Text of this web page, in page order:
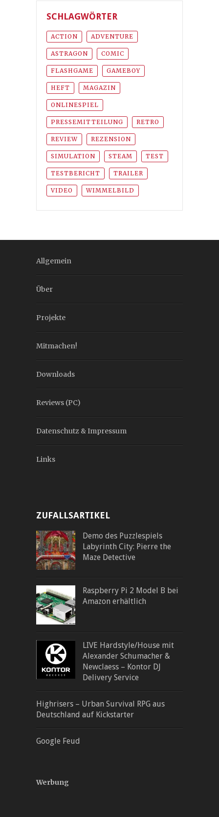
SCHLAGWÖRTER
ACTION ADVENTURE
ASTRAGON COMIC
FLASHGAME GAMEBOY
HEFT MAGAZIN
ONLINESPIEL
PRESSEMITTEILUNG RETRO
REVIEW REZENSION
SIMULATION STEAM TEST
TESTBERICHT TRAILER
VIDEO WIMMELBILD
Allgemein
Über
Projekte
Mitmachen!
Downloads
Reviews (PC)
Datenschutz & Impressum
Links
ZUFALLSARTIKEL
Demo des Puzzlespiels
Labyrinth City: Pierre the
Maze Detective
Raspberry Pi 2 Model B bei
Amazon erhältlich
LIVE Hardstyle/House mit
Alexander Schumacher &
Newclaess – Kontor DJ
Delivery Service
Highrisers – Urban Survival RPG aus
Deutschland auf Kickstarter
Google Feud
Werbung